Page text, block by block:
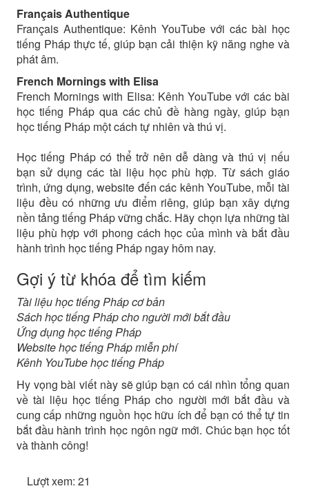
Français Authentique
Français Authentique: Kênh YouTube với các bài học
tiếng Pháp thực tế, giúp bạn cải thiện kỹ năng nghe và
phát âm.
French Mornings with Elisa
French Mornings with Elisa: Kênh YouTube với các bài
học tiếng Pháp qua các chủ đề hàng ngày, giúp bạn
học tiếng Pháp một cách tự nhiên và thú vị.
Học tiếng Pháp có thể trở nên dễ dàng và thú vị nếu
bạn sử dụng các tài liệu học phù hợp. Từ sách giáo
trình, ứng dụng, website đến các kênh YouTube, mỗi tài
liệu đều có những ưu điểm riêng, giúp bạn xây dựng
nền tảng tiếng Pháp vững chắc. Hãy chọn lựa những tài
liệu phù hợp với phong cách học của mình và bắt đầu
hành trình học tiếng Pháp ngay hôm nay.
Gợi ý từ khóa để tìm kiếm
Tài liệu học tiếng Pháp cơ bản
Sách học tiếng Pháp cho người mới bắt đầu
Ứng dụng học tiếng Pháp
Website học tiếng Pháp miễn phí
Kênh YouTube học tiếng Pháp
Hy vọng bài viết này sẽ giúp bạn có cái nhìn tổng quan
về tài liệu học tiếng Pháp cho người mới bắt đầu và
cung cấp những nguồn học hữu ích để bạn có thể tự tin
bắt đầu hành trình học ngôn ngữ mới. Chúc bạn học tốt
và thành công!
Lượt xem: 21